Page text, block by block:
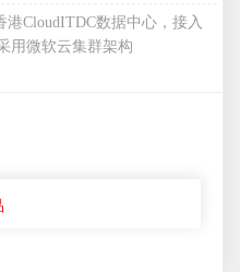
CloudITDC数据中心，接入
用微软云集群架构